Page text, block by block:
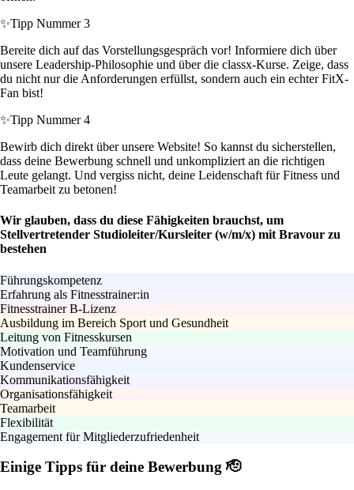
✨Tipp Nummer 3
Bereite dich auf das Vorstellungsgespräch vor! Informiere dich über
unsere Leadership-Philosophie und über die classx-Kurse. Zeige, dass
du nicht nur die Anforderungen erfüllst, sondern auch ein echter FitX-
Fan bist!
✨Tipp Nummer 4
Bewirb dich direkt über unsere Website! So kannst du sicherstellen,
dass deine Bewerbung schnell und unkompliziert an die richtigen
Leute gelangt. Und vergiss nicht, deine Leidenschaft für Fitness und
Teamarbeit zu betonen!
Wir glauben, dass du diese Fähigkeiten brauchst, um
Stellvertretender Studioleiter/Kursleiter (w/m/x) mit Bravour zu
bestehen
Führungskompetenz
Erfahrung als Fitnesstrainer:in
Fitnesstrainer B-Lizenz
Ausbildung im Bereich Sport und Gesundheit
Leitung von Fitnesskursen
Motivation und Teamführung
Kundenservice
Kommunikationsfähigkeit
Organisationsfähigkeit
Teamarbeit
Flexibilität
Engagement für Mitgliederzufriedenheit
Einige Tipps für deine Bewerbung 🫡